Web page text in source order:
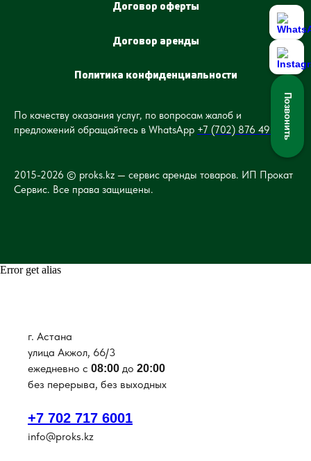
Позвонить
Договор оферты
Договор аренды
Политика конфиденциальности
По качеству оказания услуг, по вопросам жалоб и
предложений обращайтесь в WhatsApp +7 (702) 876 49 49.
2015-2026 © proks.kz — сервис аренды товаров. ИП Прокат
Сервис. Все права защищены.
Error get alias
г. Астана
улица Акжол, 66/3
ежедневно с 08:00 до 20:00
без перерыва, без выходных
+7 702 717 6001
info@proks.kz